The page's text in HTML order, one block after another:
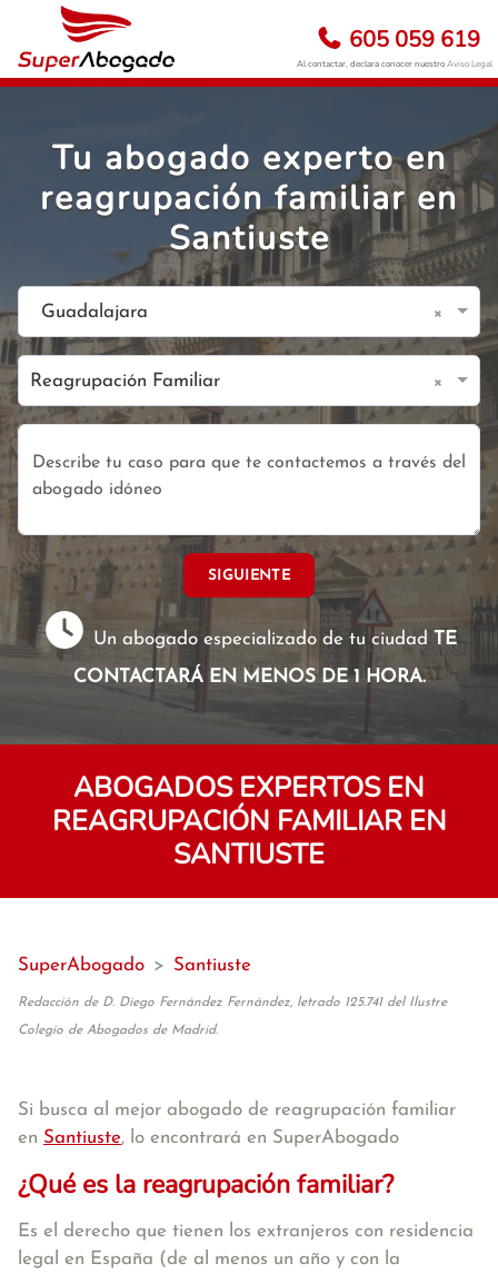
605 059 619
Al contactar, declara conocer nuestroAviso Legal
Tu abogado experto en
reagrupación familiar en
Santiuste
Guadalajara ×
Reagrupación Familiar ×
SIGUIENTE
Un abogado especializado de tu ciudad TE
CONTACTARÁ EN MENOS DE 1 HORA.
ABOGADOS EXPERTOS EN
REAGRUPACIÓN FAMILIAR EN
SANTIUSTE
SuperAbogado > Santiuste
Redacción de D. Diego Fernández Fernández, letrado 125.741 del Ilustre
Colegio de Abogados de Madrid.
Si busca al mejor abogado de reagrupación familiar
en Santiuste, lo encontrará en SuperAbogado
¿Qué es la reagrupación familiar?
Es el derecho que tienen los extranjeros con residencia
legal en España (de al menos un año y con la